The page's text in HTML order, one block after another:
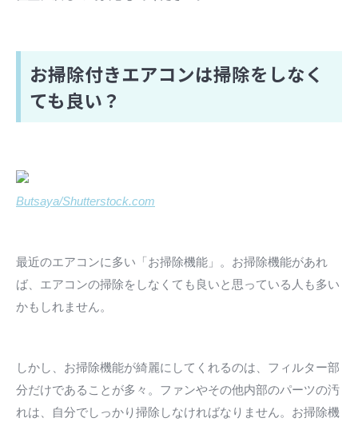
お掃除付きエアコンは掃除をしなく
ても良い？
Butsaya/Shutterstock.com
最近のエアコンに多い「お掃除機能」。お掃除機能があれ
ば、エアコンの掃除をしなくても良いと思っている人も多い
かもしれません。
しかし、お掃除機能が綺麗にしてくれるのは、フィルター部
分だけであることが多々。ファンやその他内部のパーツの汚
れは、自分でしっかり掃除しなければなりません。お掃除機